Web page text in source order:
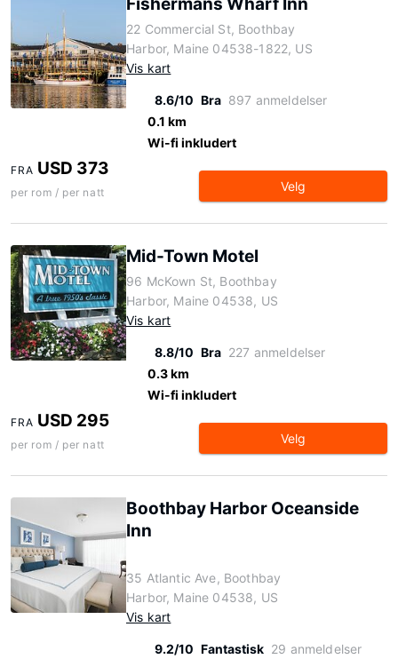
22 Commercial St, Boothbay
Harbor, Maine 04538-1822, US
Vis kart
8.6/10 Bra 897 anmeldelser
0.1 km
Wi-fi inkludert
FRA USD 373
per rom / per natt Velg
Mid-Town Motel
96 McKown St, Boothbay
Harbor, Maine 04538, US
Vis kart
8.8/10 Bra 227 anmeldelser
0.3 km
Wi-fi inkludert
FRA USD 295
per rom / per natt Velg
Boothbay Harbor Oceanside
Inn
35 Atlantic Ave, Boothbay
Harbor, Maine 04538, US
Vis kart
9.2/10 Fantastisk 29 anmeldelser